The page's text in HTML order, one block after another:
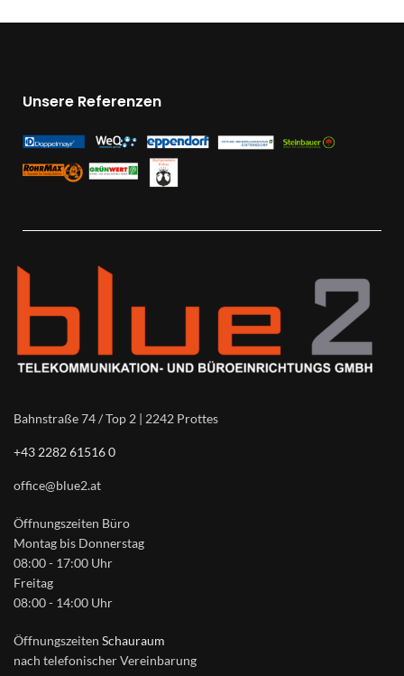
Unsere Referenzen
Bahnstraße 74 / Top 2 | 2242 Prottes
+43 2282 61516 0
office@blue2.at
Öffnungszeiten Büro
Montag bis Donnerstag
08:00 - 17:00 Uhr
Freitag
08:00 - 14:00 Uhr
Öffnungszeiten Schauraum
nach telefonischer Vereinbarung